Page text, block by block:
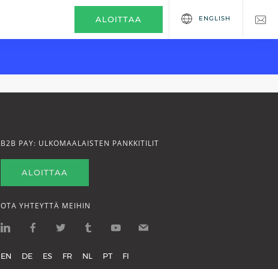
ALOITTAA ENGLISH
B2B PAY: ULKOMAALAISTEN PANKKITILIT
ALOITTAA
OTA YHTEYTTÄ MEIHIN
EN DE ES FR NL PT FI